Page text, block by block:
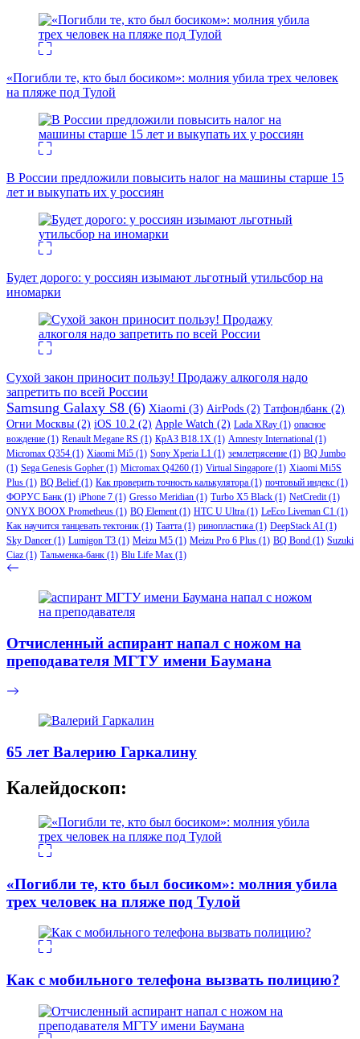
«Погибли те, кто был босиком»: молния убила трех человек
на пляже под Тулой
В России предложили повысить налог на машины старше 15
лет и выкупать их у россиян
Будет дорого: у россиян изымают льготный утильсбор на
иномарки
Сухой закон приносит пользу! Продажу алкоголя надо
запретить по всей России
Samsung Galaxy S8 (6) Xiaomi (3) AirPods (2) Татфондбанк (2)
Огни Москвы (2) iOS 10.2 (2) Apple Watch (2) Lada XRay (1) опасное
вождение (1) Renault Megane RS (1) КрАЗ В18.1Х (1) Amnesty International (1)
Micromax Q354 (1) Xiaomi Mi5 (1) Sony Xperia L1 (1) землетрясение (1) BQ Jumbo
(1) Sega Genesis Gopher (1) Micromax Q4260 (1) Virtual Singapore (1) Xiaomi Mi5S
Plus (1) BQ Belief (1) Как проверить точность калькулятора (1) почтовый индекс (1)
ФОРУС Банк (1) iPhone 7 (1) Gresso Meridian (1) Turbo X5 Black (1) NetCredit(1)
ONYX BOOX Prometheus (1) BQ Element(1) HTC U Ultra (1) LeEco Liveman C1 (1)
Как научится танцевать тектоник (1) Таатта (1) ринопластика (1) DeepStack AI (1)
Sky Dancer (1) Lumigon T3 (1) Meizu M5 (1) Meizu Pro 6 Plus (1) BQ Bond (1) Suzuki
Ciaz (1) Тальменка-банк (1) Blu Life Max (1)
Отчисленный аспирант напал с ножом на
преподавателя МГТУ имени Баумана
65 лет Валерию Гаркалину
Калейдоскоп:
«Погибли те, кто был босиком»: молния убила
трех человек на пляже под Тулой
Как с мобильного телефона вызвать полицию?